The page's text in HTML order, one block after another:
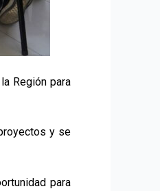
Región para
y se
para